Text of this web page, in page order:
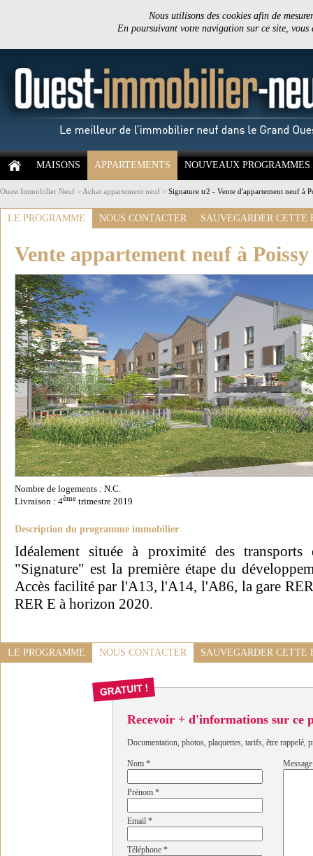
Nous utilisons des cookies afin de
En poursuivant votre navigation sur ce site,
MAISONS APPARTEMENTS NOUVEAUX PROGRAMMES
Ouest Immobilier Neuf > Achat appartement neuf > Signature tr2 - Vente d'appartement neuf à
LE PROGRAMME NOUS CONTACTER SAUVEGARDER CETTE
Vente appartement neuf à
Nombre de logements : N.C.
Livraison : 4ème trimestre 2019
Description du programme immobilier
Idéalement située à proximité des
"Signature" est la première étape du
Accès facilité par l'A13, l'A14, l'A86, la gare
RER E à horizon 2020.
LE PROGRAMME NOUS CONTACTER SAUVEGARDER CETTE
Recevoir + d'informations sur ce
Documentation, photos, plaquettes, tarifs, être rappelé,
Nom *
Prénom *
Email *
Téléphone *
Message